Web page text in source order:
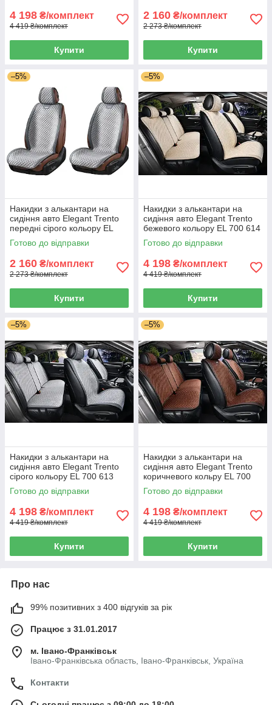
4 198 ₴/комплект
4 419 ₴/комплект
Купити
2 160 ₴/комплект
2 273 ₴/комплект
Купити
–5%
Накидки з алькантари на
сидіння авто Elegant Trento
передні сірого кольору EL
700 603
Готово до відправки
2 160 ₴/комплект
2 273 ₴/комплект
Купити
–5%
Накидки з алькантари на
сидіння авто Elegant Trento
бежевого кольору EL 700 614
Готово до відправки
4 198 ₴/комплект
4 419 ₴/комплект
Купити
–5%
Накидки з алькантари на
сидіння авто Elegant Trento
сірого кольору EL 700 613
Готово до відправки
4 198 ₴/комплект
4 419 ₴/комплект
Купити
–5%
Накидки з алькантари на
сидіння авто Elegant Trento
коричневого кольру EL 700
615
Готово до відправки
4 198 ₴/комплект
4 419 ₴/комплект
Купити
Про нас
99% позитивних з 400 відгуків за рік
Працює з 31.01.2017
м. Івано-Франківськ
Івано-Франківська область, Івано-Франківськ, Україна
Контакти